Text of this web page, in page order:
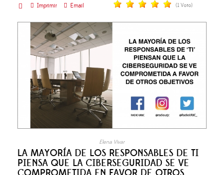
Imprimir
Email (1 Voto)
Elena Vivar
LA MAYORÍA DE LOS RESPONSABLES DE TI
PIENSA QUE LA CIBERSEGURIDAD SE VE